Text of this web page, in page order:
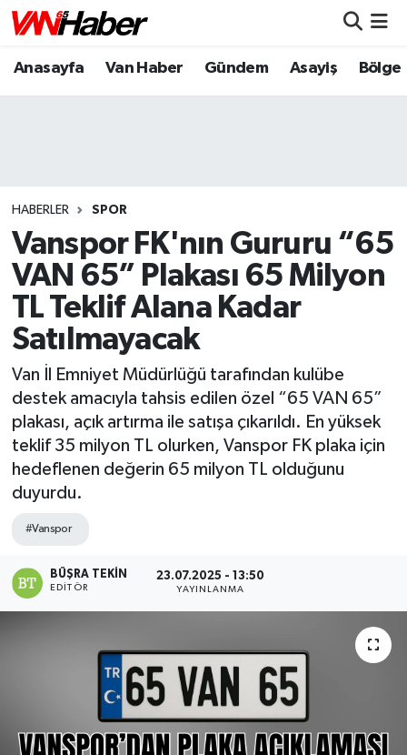
Anasayfa Van Haber Gündem Asayiş Bölge
HABERLER SPOR
Vanspor FK'nın Gururu “65
VAN 65” Plakası 65 Milyon
TL Teklif Alana Kadar
Satılmayacak
Van İl Emniyet Müdürlüğü tarafından kulübe
destek amacıyla tahsis edilen özel “65 VAN 65”
plakası, açık artırma ile satışa çıkarıldı. En yüksek
teklif 35 milyon TL olurken, Vanspor FK plaka için
hedeflenen değerin 65 milyon TL olduğunu
duyurdu.
#Vanspor
BÜŞRA TEKIN
EDITÖR
23.07.2025 - 13:50
YAYINLANMA
Nöbetçi Eczaneler
Puan Durumu ve Fikstür
Tüm Manşetler
Son Dakika Haberleri
Haber Arşivi